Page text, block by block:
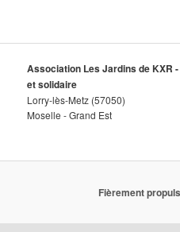
Association Les Jardins de KXR
et solidaire
Lorry-lès-Metz (57050)
Moselle - Grand Est
Fièrement